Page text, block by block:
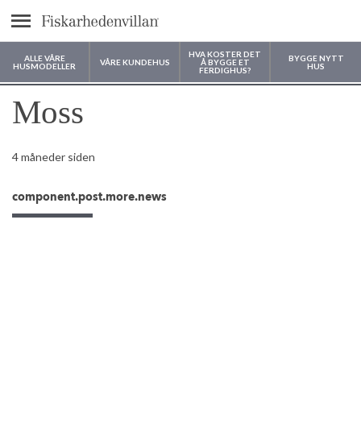
text.menu
ALLE VÅRE
HUSMODELLER
VÅRE KUNDEHUS
HVA KOSTER DET
Å BYGGE ET
FERDIGHUS?
BYGGE NYTT
HUS
Hvor vil du bygge huset ditt?
Moss
4 måneder siden
component.post.more.news